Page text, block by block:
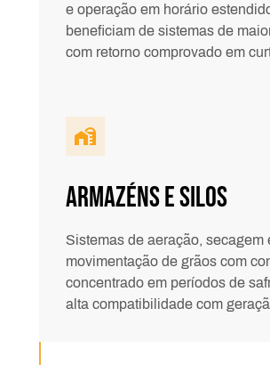
e operação em horário
beneficiam de sistemas de
com retorno comprovado em
Armazéns e Silos
Sistemas de aeração, secagem
movimentação de grãos com
concentrado em períodos de
alta compatibilidade com